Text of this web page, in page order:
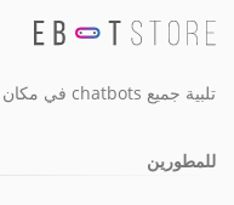
تلبية جميع chatbots في مكان واحد!
للمطورين